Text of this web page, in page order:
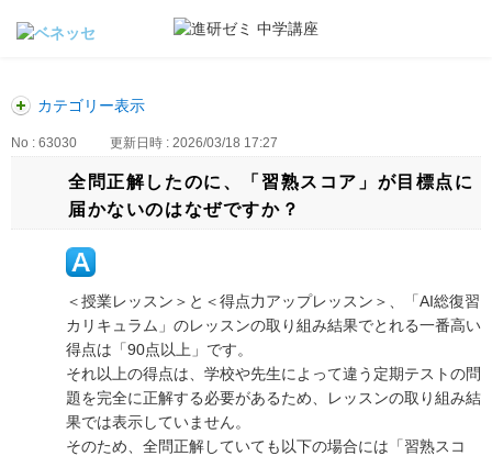
カテゴリー表示
No : 63030 更新日時 : 2026/03/18 17:27
全問正解したのに、「習熟スコア」が目標点に
届かないのはなぜですか？
＜授業レッスン＞と＜得点力アップレッスン＞、「AI総復習
カリキュラム」のレッスンの取り組み結果でとれる一番高い
得点は「90点以上」です。
それ以上の得点は、学校や先生によって違う定期テストの問
題を完全に正解する必要があるため、レッスンの取り組み結
果では表示していません。
そのため、全問正解していても以下の場合には「習熟スコ